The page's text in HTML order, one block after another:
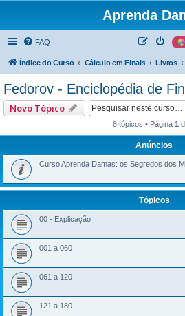
Aprenda
FAQ
Índice do Curso Cálculo em Finais Livros
Fedorov - Enciclopédia de
Novo Tópico
8 tópicos • Página 1
Anúncios
Curso Aprenda Damas: os Segredos dos
Tópicos
00 - Explicação
001 a 060
061 a 120
121 a 180